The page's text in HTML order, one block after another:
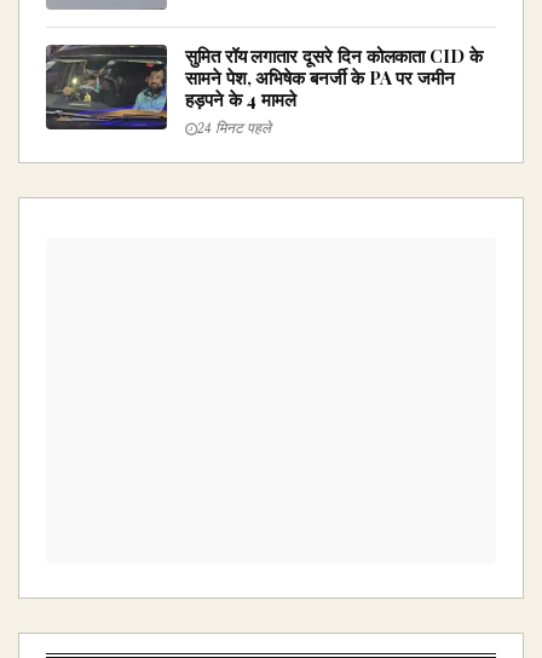
सुमित रॉय लगातार दूसरे दिन कोलकाता CID के
सामने पेश, अभिषेक बनर्जी के PA पर जमीन
हड़पने के 4 मामले
24 मिनट पहले